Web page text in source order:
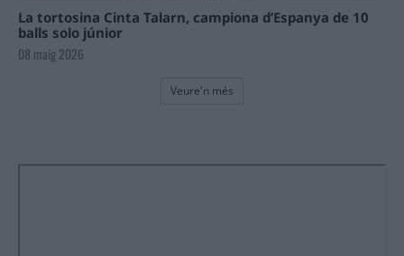
La tortosina Cinta Talarn, campiona d’Espanya de 10
balls solo júnior
08 maig 2026
Veure'n més